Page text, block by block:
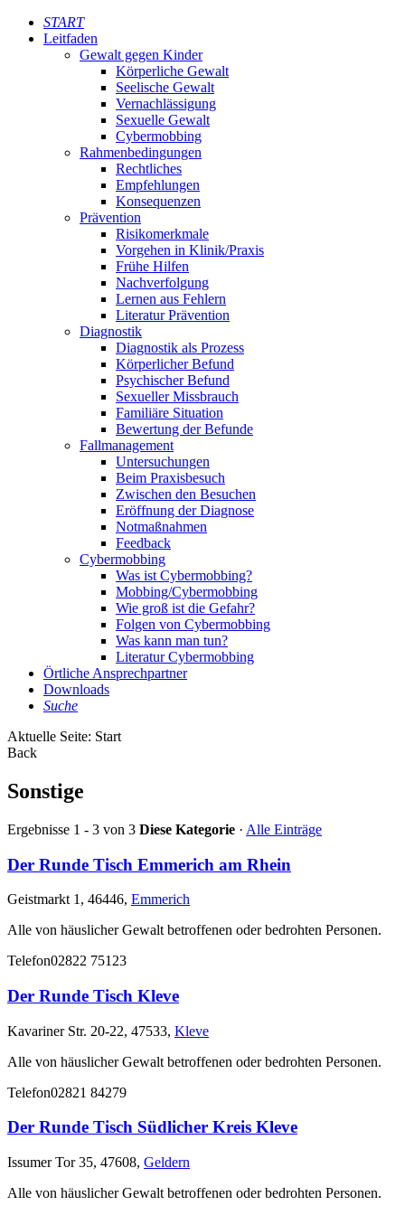
START
Leitfaden
Gewalt gegen Kinder
Körperliche Gewalt
Seelische Gewalt
Vernachlässigung
Sexuelle Gewalt
Cybermobbing
Rahmenbedingungen
Rechtliches
Empfehlungen
Konsequenzen
Prävention
Risikomerkmale
Vorgehen in Klinik/Praxis
Frühe Hilfen
Nachverfolgung
Lernen aus Fehlern
Literatur Prävention
Diagnostik
Diagnostik als Prozess
Körperlicher Befund
Psychischer Befund
Sexueller Missbrauch
Familiäre Situation
Bewertung der Befunde
Fallmanagement
Untersuchungen
Beim Praxisbesuch
Zwischen den Besuchen
Eröffnung der Diagnose
Notmaßnahmen
Feedback
Cybermobbing
Was ist Cybermobbing?
Mobbing/Cybermobbing
Wie groß ist die Gefahr?
Folgen von Cybermobbing
Was kann man tun?
Literatur Cybermobbing
Örtliche Ansprechpartner
Downloads
Suche
Aktuelle Seite: Start
Back
Sonstige
Ergebnisse 1 - 3 von 3 Diese Kategorie · Alle Einträge
Der Runde Tisch Emmerich am Rhein
Geistmarkt 1, 46446, Emmerich
Alle von häuslicher Gewalt betroffenen oder bedrohten Personen.
Telefon02822 75123
Der Runde Tisch Kleve
Kavariner Str. 20-22, 47533, Kleve
Alle von häuslicher Gewalt betroffenen oder bedrohten Personen.
Telefon02821 84279
Der Runde Tisch Südlicher Kreis Kleve
Issumer Tor 35, 47608, Geldern
Alle von häuslicher Gewalt betroffenen oder bedrohten Personen.